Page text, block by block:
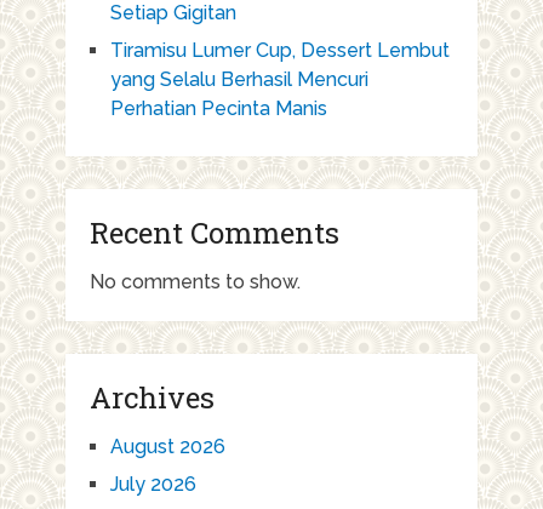
Setiap Gigitan
Tiramisu Lumer Cup, Dessert Lembut
yang Selalu Berhasil Mencuri
Perhatian Pecinta Manis
Recent Comments
No comments to show.
Archives
August 2026
July 2026